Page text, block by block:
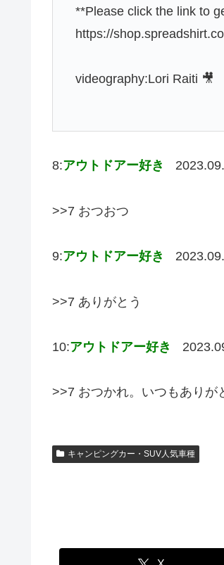
**Please click the link to
https://
videography:Lori Raiti 🎥
8:アウトドアー好き
>>7 おつおつ
9:アウトドアー好き
>>7 ありがとう
10:アウトドアー好き
>>7 おつかれ。いつもありが
キャンピングカー・SUV人気車種